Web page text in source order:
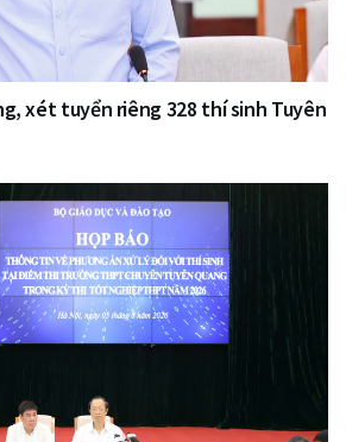
xét tuyển riêng 328 thí sinh Tuyên